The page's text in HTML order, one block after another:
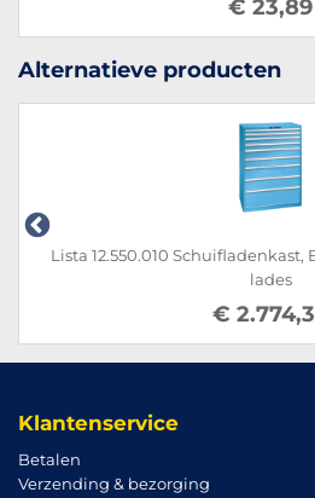
€ 23,89
Alternatieve producten
Lista 12.550.010 Schuifladenkast,
lades
€
Klantenservice
Betalen
Verzending & bezorging